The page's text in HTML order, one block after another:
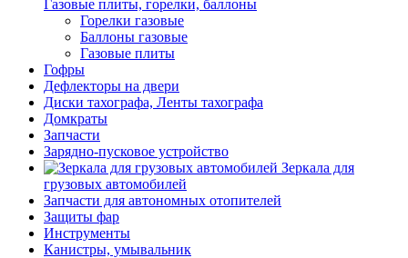
Газовые плиты, горелки, баллоны
Горелки газовые
Баллоны газовые
Газовые плиты
Гофры
Дефлекторы на двери
Диски тахографа, Ленты тахографа
Домкраты
Запчасти
Зарядно-пусковое устройство
Зеркала для
грузовых автомобилей
Запчасти для автономных отопителей
Защиты фар
Инструменты
Канистры, умывальник